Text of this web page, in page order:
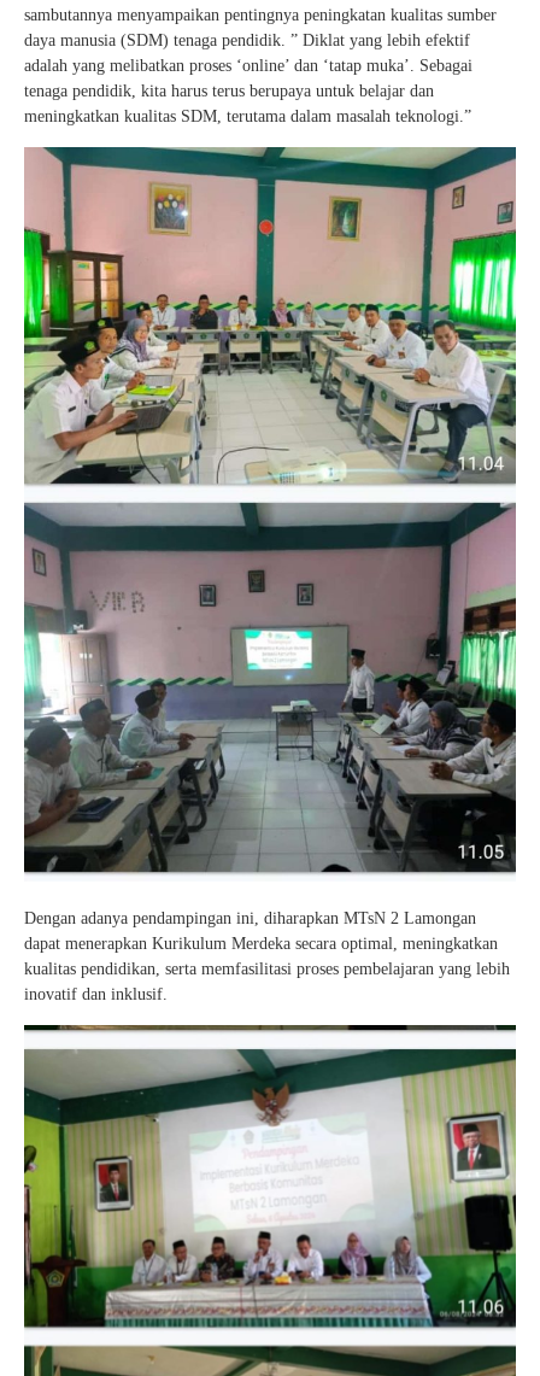
sambutannya menyampaikan pentingnya peningkatan kualitas sumber
daya manusia (SDM) tenaga pendidik. ” Diklat yang lebih efektif
adalah yang melibatkan proses ‘online’ dan ‘tatap muka’. Sebagai
tenaga pendidik, kita harus terus berupaya untuk belajar dan
meningkatkan kualitas SDM, terutama dalam masalah teknologi.”
Dengan adanya pendampingan ini, diharapkan MTsN 2 Lamongan
dapat menerapkan Kurikulum Merdeka secara optimal, meningkatkan
kualitas pendidikan, serta memfasilitasi proses pembelajaran yang lebih
inovatif dan inklusif.